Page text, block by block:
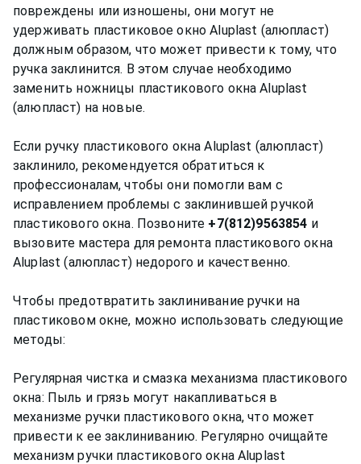
повреждены или изношены, они могут не
удерживать пластиковое окно Aluplast (алюпласт)
должным образом, что может привести к тому, что
ручка заклинится. В этом случае необходимо
заменить ножницы пластикового окна Aluplast
(алюпласт) на новые.
Если ручку пластикового окна Aluplast (алюпласт)
заклинило, рекомендуется обратиться к
профессионалам, чтобы они помогли вам с
исправлением проблемы с заклинившей ручкой
пластикового окна. Позвоните +7(812)9563854 и
вызовите мастера для ремонта пластикового окна
Aluplast (алюпласт) недорого и качественно.
Чтобы предотвратить заклинивание ручки на
пластиковом окне, можно использовать следующие
методы:
Регулярная чистка и смазка механизма пластикового
окна: Пыль и грязь могут накапливаться в
механизме ручки пластикового окна, что может
привести к ее заклиниванию. Регулярно очищайте
механизм ручки пластикового окна Aluplast